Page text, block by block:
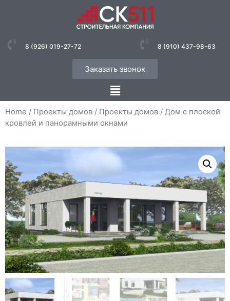
8 (926) 019-27-72 8 (910) 437-98-63
Заказать звонок
Home / Проекты домов / Проекты домов / Дом с плоской
кровлей и панорамными окнами